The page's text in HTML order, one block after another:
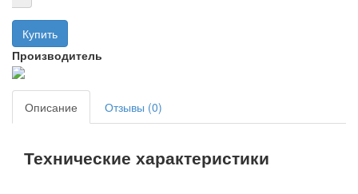
Производитель
Описание Отзывы (0)
Технические характеристики